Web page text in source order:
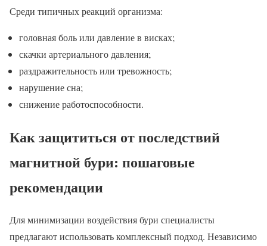
Среди типичных реакций организма:
головная боль или давление в висках;
скачки артериального давления;
раздражительность или тревожность;
нарушение сна;
снижение работоспособности.
Как защититься от последствий
магнитной бури: пошаговые
рекомендации
Для минимизации воздействия бури специалисты
предлагают использовать комплексный подход. Независимо